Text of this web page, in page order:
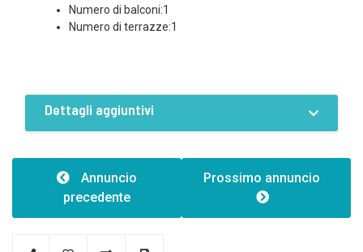
Lotto divisibile
Numero di balconi:1
Numero di terrazze:1
Dettagli aggiuntivi
Numero di facciate:2
Annuncio
precedente
Prossimo annuncio